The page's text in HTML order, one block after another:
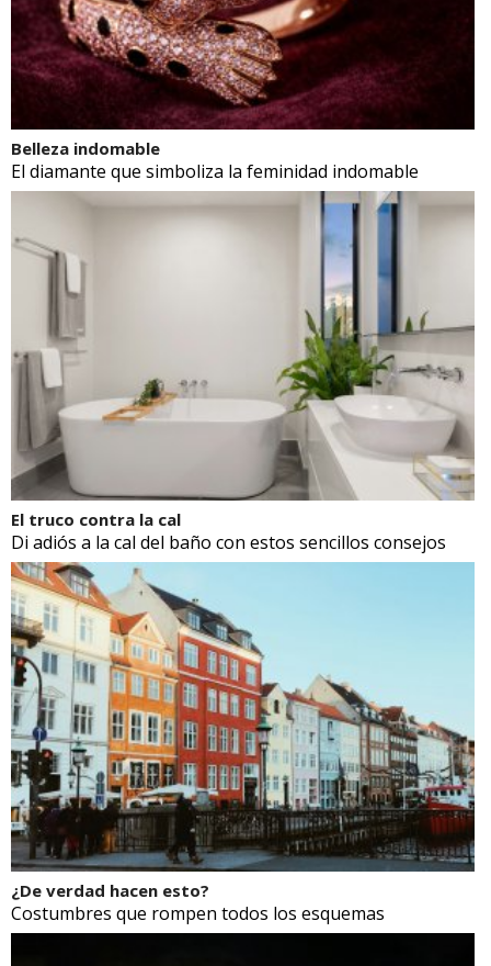
Belleza indomable
El diamante que simboliza la feminidad indomable
El truco contra la cal
Di adiós a la cal del baño con estos sencillos consejos
¿De verdad hacen esto?
Costumbres que rompen todos los esquemas